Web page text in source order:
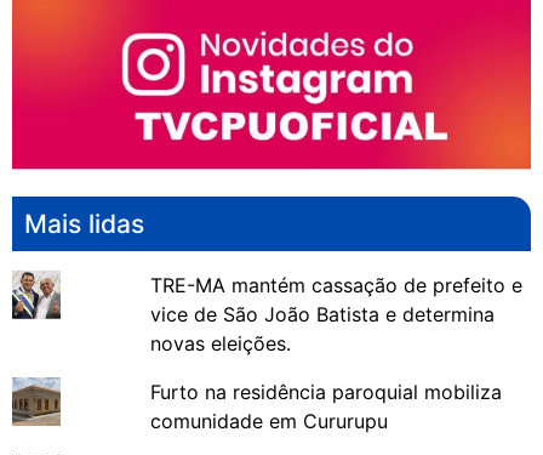
Mais lidas
TRE-MA mantém cassação de prefeito e
vice de São João Batista e determina
novas eleições.
Furto na residência paroquial mobiliza
comunidade em Cururupu